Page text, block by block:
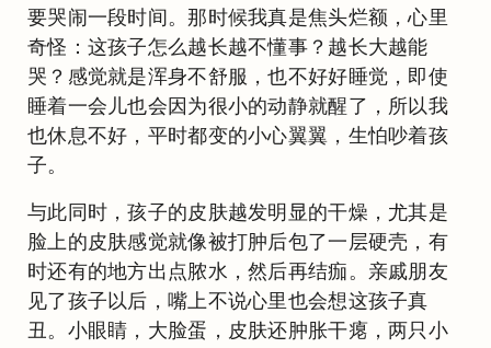
要哭闹一段时间。那时候我真是焦头烂额，心里
奇怪：这孩子怎么越长越不懂事？越长大越能
哭？感觉就是浑身不舒服，也不好好睡觉，即使
睡着一会儿也会因为很小的动静就醒了，所以我
也休息不好，平时都变的小心翼翼，生怕吵着孩
子。
与此同时，孩子的皮肤越发明显的干燥，尤其是
脸上的皮肤感觉就像被打肿后包了一层硬壳，有
时还有的地方出点脓水，然后再结痂。亲戚朋友
见了孩子以后，嘴上不说心里也会想这孩子真
丑。小眼睛，大脸蛋，皮肤还肿胀干瘪，两只小